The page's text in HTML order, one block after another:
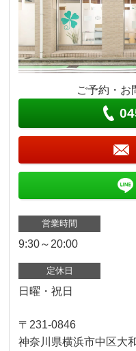
ご予約・お
営業時間
9:30～20:00
定休日
日曜・祝日
〒231-0846
神奈川県横浜市中区大